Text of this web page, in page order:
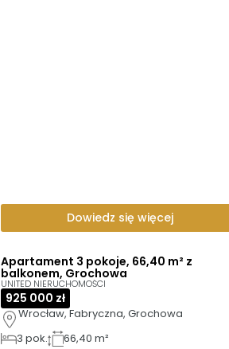
Dowiedz się więcej
Apartament 3 pokoje, 66,40 m² z
balkonem, Grochowa
UNITED NIERUCHOMOŚCI
925 000 zł
Wrocław, Fabryczna, Grochowa
3 pok. 66,40 m²